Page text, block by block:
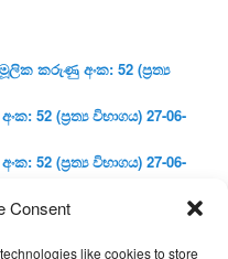
Consent
like cookies to store
කරුණු අංක: 52 (ප්‍ර‍ත්‍ය
52 (ප්‍ර‍ත්‍ය විභාගය) 27-06-
52 (ප්‍ර‍ත්‍ය විභාගය) 27-06-
කරුණු අංක: 46 (හෘදය,
46 (හෘදය, ජීවිත,